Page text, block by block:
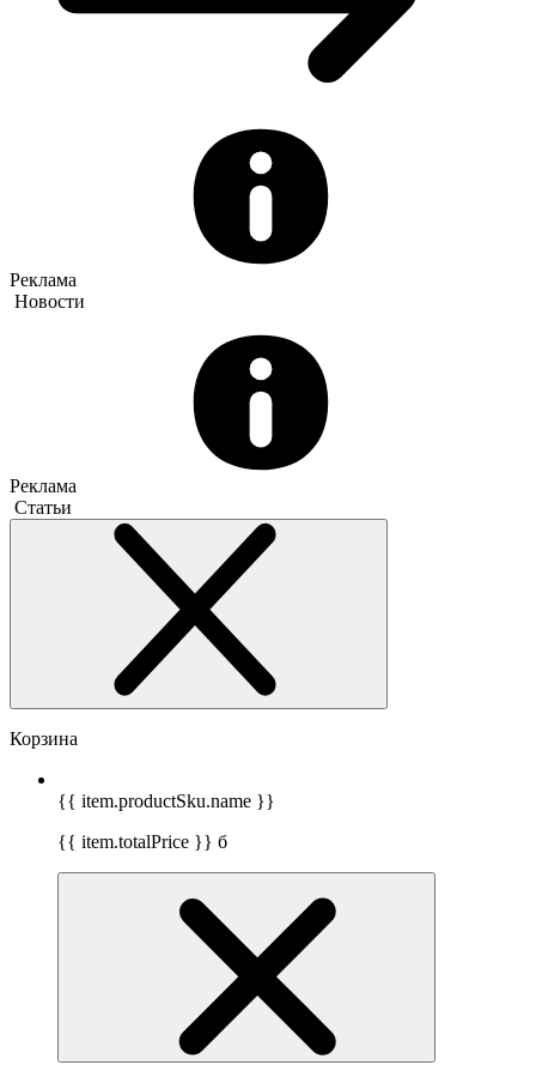
Реклама
Новости
Реклама
Статьи
Корзина
{{ item.productSku.name }}
{{ item.totalPrice }} б